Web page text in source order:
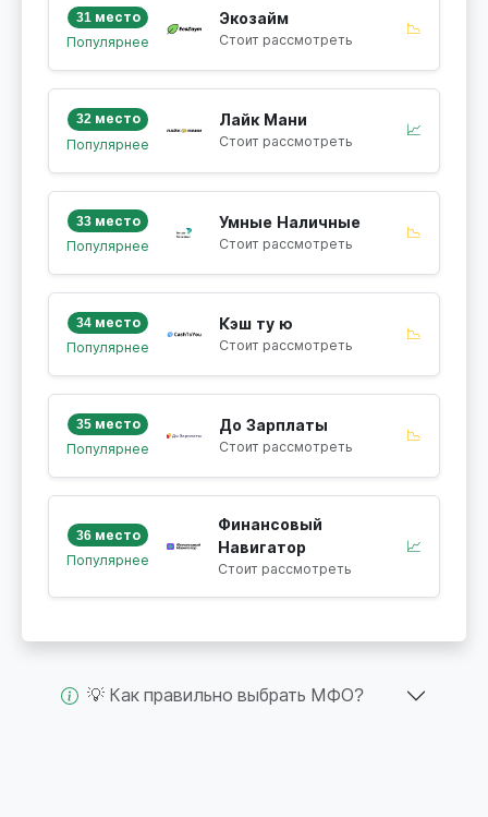
31 место
Популярнее
Экозайм
Стоит рассмотреть
📉
32 место
Популярнее
Лайк Мани
Стоит рассмотреть
📈
33 место
Популярнее
Умные Наличные
Стоит рассмотреть
📉
34 место
Популярнее
Кэш ту ю
Стоит рассмотреть
📉
35 место
Популярнее
До Зарплаты
Стоит рассмотреть
📉
36 место
Популярнее
Финансовый
Навигатор
Стоит рассмотреть
📈
💡 Как правильно выбрать МФО?